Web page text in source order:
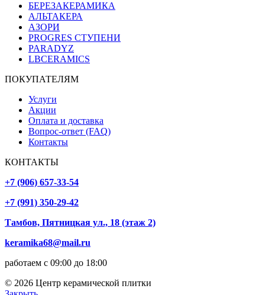
БЕРЕЗАКЕРАМИКА
АЛЬТАКЕРА
АЗОРИ
PROGRES СТУПЕНИ
PARADYZ
LBCERAMICS
ПОКУПАТЕЛЯМ
Услуги
Акции
Оплата и доставка
Вопрос-ответ (FAQ)
Контакты
КОНТАКТЫ
+7 (906) 657-33-54
+7 (991) 350-29-42
Тамбов, Пятницкая ул., 18 (этаж 2)
keramika68@mail.ru
работаем с 09:00 до 18:00
© 2026 Центр керамической плитки